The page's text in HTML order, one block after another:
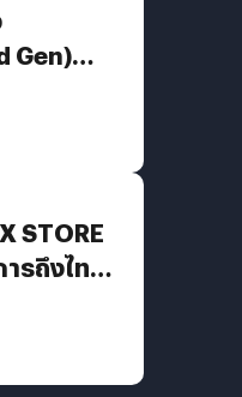
Gen)
STORE
รถึงไทย